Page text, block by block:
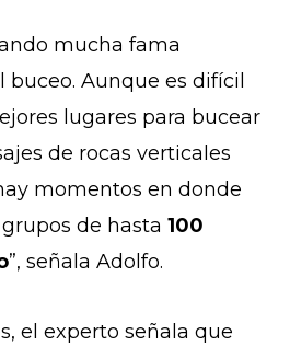
mucha fama
Aunque es difícil
lugares para bucear
de rocas verticales
momentos en donde
de hasta 100
”, señala Adolfo.
el experto señala que